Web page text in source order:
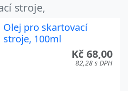
stroje,
Olej pro skartovací
stroje, 100ml
Kč 68,00
82,28 s DPH